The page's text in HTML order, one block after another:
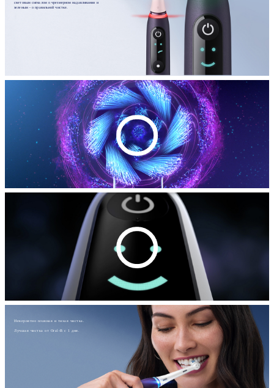
световым сигналом о чрезмерном надавливании и
зеленым - о правильной чистке.
Невероятно плавная и тихая чистка.
Лучшая чистка от Oral-B с 1 дня.